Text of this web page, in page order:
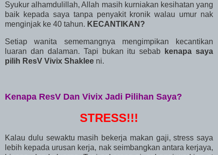
Syukur alhamdulillah, Allah masih kurniakan kesihatan yang
baik kepada saya tanpa penyakit kronik walau umur nak
menginjak ke 40 tahun. KECANTIKAN?
Setiap wanita sememangnya mengimpikan kecantikan
luaran dan dalaman. Tapi bukan itu sebab
kenapa saya
pilih ResV Vivix Shaklee ni.
Kenapa ResV Dan Vivix Jadi Pilihan Saya?
STRESS!!!
Kalau dulu sewaktu masih bekerja makan gaji, stress saya
lebih kepada urusan kerja, nak seimbangkan antara kerjaya,